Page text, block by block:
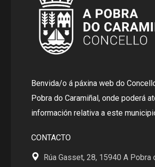
Benvida/o á páxina web do
Pobra do Caramiñal, onde poderá
información relativa a este
CONTACTO
Rúa Gasset, 28, 15940 A Pobra